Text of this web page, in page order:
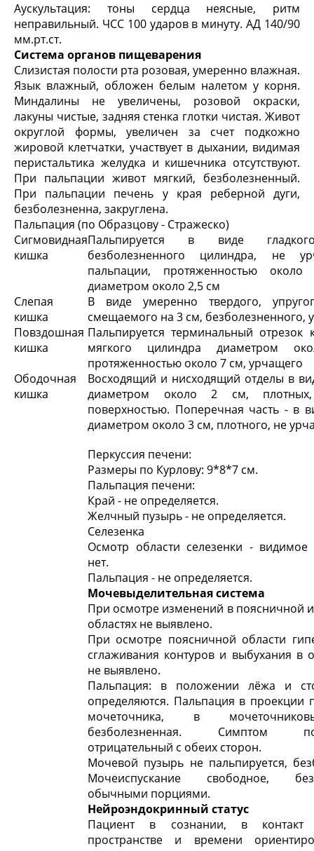
Аускультация: тоны сердца неясные, ритм
неправильный. ЧСС 100 ударов в минуту. АД 140/90
мм.рт.ст.
Система органов пищеварения
Слизистая полости рта розовая, умеренно влажная.
Язык влажный, обложен белым налетом у корня.
Миндалины не увеличены, розовой окраски,
лакуны чистые, задняя стенка глотки чистая. Живот
округлой формы, увеличен за счет подкожно
жировой клетчатки, участвует в дыхании, видимая
перистальтика желудка и кишечника отсутствуют.
При пальпации живот мягкий, безболезненный.
При пальпации печень у края реберной дуги,
безболезненна, закруглена.
Пальпация (по Образцову - Стражеско)
Сигмовидная
кишка
Пальпируется в виде
безболезненного цилиндра, не
пальпации, протяженностью
диаметром около 2,5 см
Слепая
кишка
В виде умеренно твердого,
смещаемого на 3 см, безболезненного,
Повздошная
кишка
Пальпируется терминальный
мягкого цилиндра диаметром
протяженностью около 7 см, урчащего
Ободочная
кишка
Восходящий и нисходящий отделы в
диаметром около 2 см,
поверхностью. Поперечная часть - в
диаметром около 3 см, плотного, не
Перкуссия печени:
Размеры по Курлову: 9*8*7 см.
Пальпация печени:
Край - не определяется.
Желчный пузырь - не определяется.
Селезенка
Осмотр области селезенки - видимое
нет.
Пальпация - не определяется.
Мочевыделительная система
При осмотре изменений в поясничной
областях не выявлено.
При осмотре поясничной области
сглаживания контуров и выбухания в
не выявлено.
Пальпация: в положении лёжа и
определяются. Пальпация в проекции
мочеточника, в
безболезненная. Симптом
отрицательный с обеих сторон.
Мочевой пузырь не пальпируется,
Мочеиспускание свободное,
обычными порциями.
Нейроэндокринный статус
Пациент в сознании, в контакт
пространстве и времени